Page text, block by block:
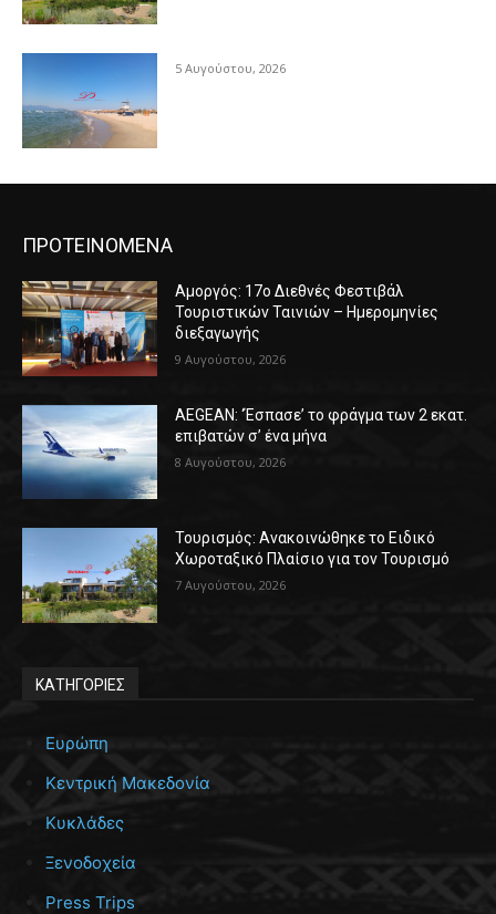
5 Αυγούστου, 2026
ΠΡΟΤΕΙΝΟΜΕΝΑ
Αμοργός: 17ο Διεθνές Φεστιβάλ
Τουριστικών Ταινιών – Ημερομηνίες
διεξαγωγής
9 Αυγούστου, 2026
AEGEAN: ‘Έσπασε’ το φράγμα των 2 εκατ.
επιβατών σ’ ένα μήνα
8 Αυγούστου, 2026
Τουρισμός: Ανακοινώθηκε το Ειδικό
Χωροταξικό Πλαίσιο για τον Τουρισμό
7 Αυγούστου, 2026
ΚΑΤΗΓΟΡΙΕΣ
Ευρώπη
Κεντρική Μακεδονία
Κυκλάδες
Ξενοδοχεία
Press Trips